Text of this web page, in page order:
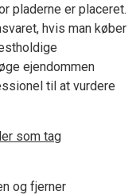
pladerne er placeret.
hvis man køber
ejendommen
til at vurdere
som tag
og fjerner